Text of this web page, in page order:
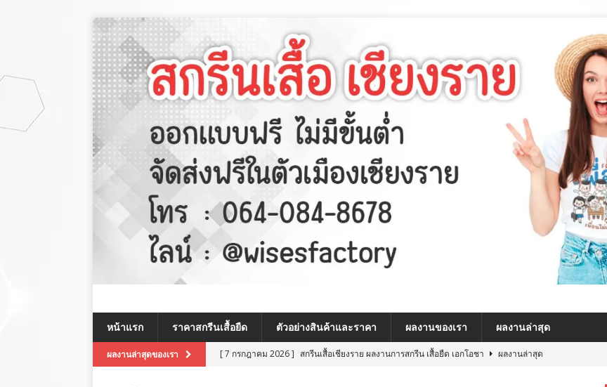
หน้าแรก ราคาสกรีนเสื้อยืด ตัวอย่างสินค้าและราคา ผลงานของเรา ผลงานล่าสุด
ผลงานล่าสุดของเรา [ 7 กรกฎาคม 2026 ] สกรีนเสื้อเชียงราย ผลงานการสกรีน เสื้อยืด เอกโอชา
ผลงานล่าสุด